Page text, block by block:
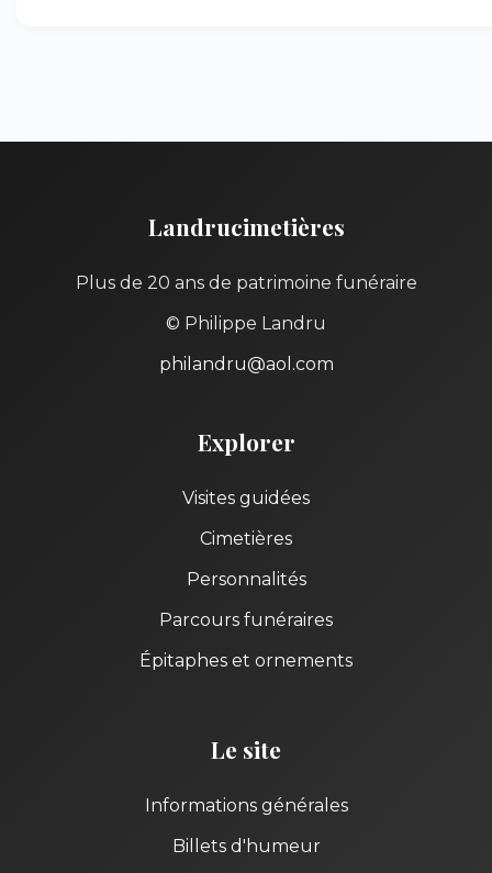
Landrucimetières
Plus de 20 ans de patrimoine funéraire
© Philippe Landru
philandru@aol.com
Explorer
Visites guidées
Cimetières
Personnalités
Parcours funéraires
Épitaphes et ornements
Le site
Informations générales
Billets d'humeur